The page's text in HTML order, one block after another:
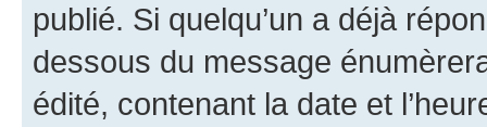
publié. Si quelqu’un a déjà
dessous du message
édité, contenant la date et